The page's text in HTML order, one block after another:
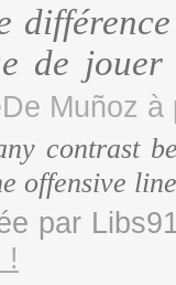
de
Muñoz à
contrast
offensive
par
!